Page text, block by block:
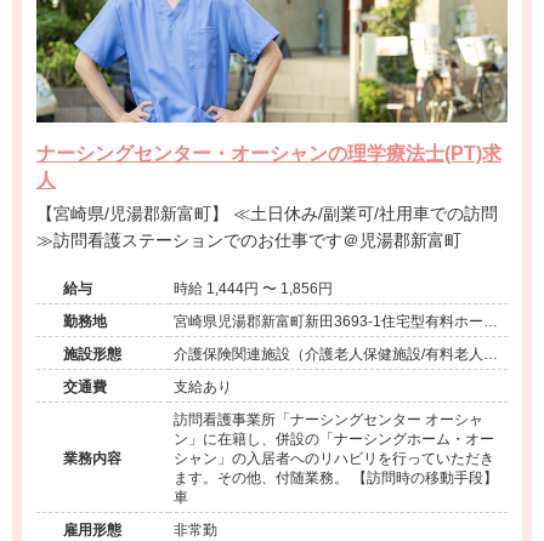
ナーシングセンター・オーシャンの理学療法士(PT)求
人
【宮崎県/児湯郡新富町】 ≪土日休み/副業可/社用車での訪問
≫訪問看護ステーションでのお仕事です＠児湯郡新富町
給与
時給 1,444円 〜 1,856円
勤務地
宮崎県児湯郡新富町新田3693-1住宅型有料ホーム
ナーシングホーム・オーシャン併設
施設形態
介護保険関連施設（介護老人保健施設/有料老人ホ
ーム）
交通費 支給あり
業務内容
訪問看護事業所「ナーシングセンター オーシャ
ン」に在籍し、併設の「ナーシングホーム・オー
シャン」の入居者へのリハビリを行っていただき
ます。その他、付随業務。 【訪問時の移動手段】
車
雇用形態
非常勤